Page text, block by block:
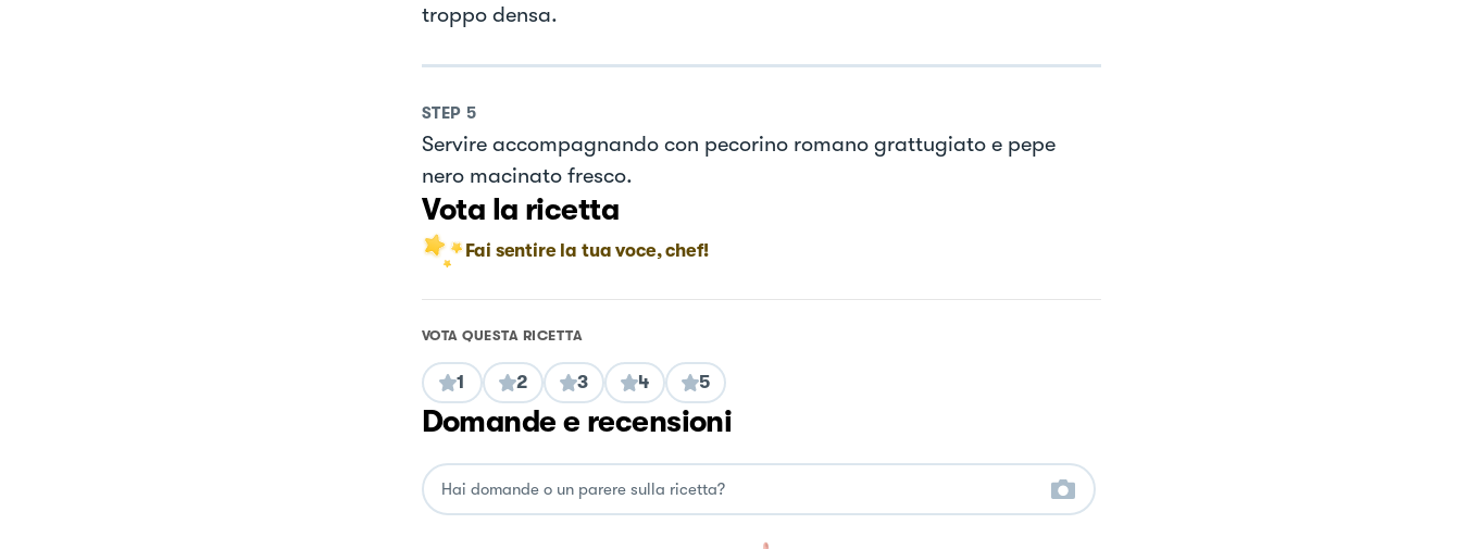
troppo densa.
STEP 5
Servire accompagnando con pecorino romano grattugiato e pepe
nero macinato fresco.
Vota la ricetta
Fai sentire la tua voce, chef!
VOTA QUESTA RICETTA
1 2 3 4 5
Domande e recensioni